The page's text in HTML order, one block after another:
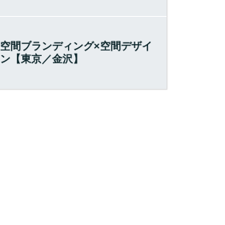
空間ブランディング×空間デザイ
ン【東京／金沢】